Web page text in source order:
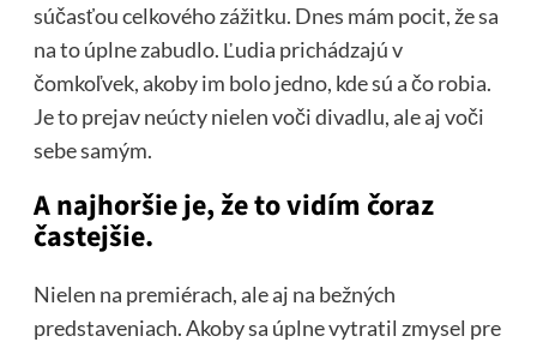
súčasťou celkového zážitku. Dnes mám pocit, že sa
na to úplne zabudlo. Ľudia prichádzajú v
čomkoľvek, akoby im bolo jedno, kde sú a čo robia.
Je to prejav neúcty nielen voči divadlu, ale aj voči
sebe samým.
A najhoršie je, že to vidím čoraz
častejšie.
Nielen na premiérach, ale aj na bežných
predstaveniach. Akoby sa úplne vytratil zmysel pre